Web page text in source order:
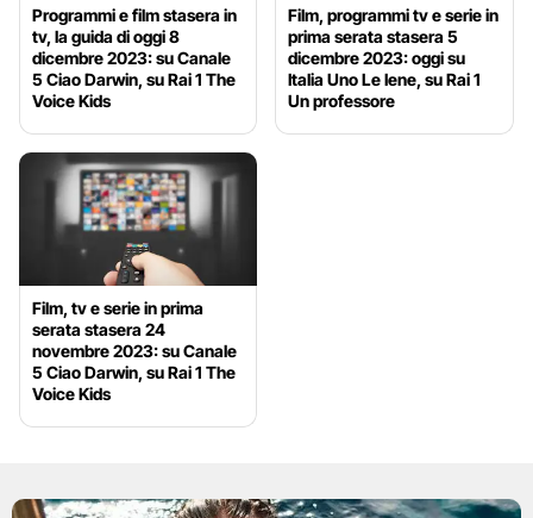
Programmi e film stasera in
tv, la guida di oggi 8
dicembre 2023: su Canale
5 Ciao Darwin, su Rai 1 The
Voice Kids
Film, programmi tv e serie in
prima serata stasera 5
dicembre 2023: oggi su
Italia Uno Le Iene, su Rai 1
Un professore
Film, tv e serie in prima
serata stasera 24
novembre 2023: su Canale
5 Ciao Darwin, su Rai 1 The
Voice Kids